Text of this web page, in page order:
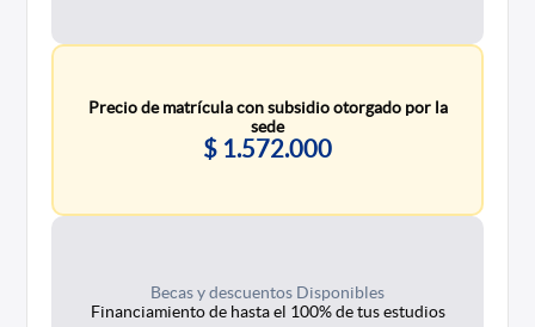
Precio de matrícula con subsidio otorgado por la
sede
$ 1.572.000
Becas y descuentos Disponibles
Financiamiento de hasta el 100% de tus estudios